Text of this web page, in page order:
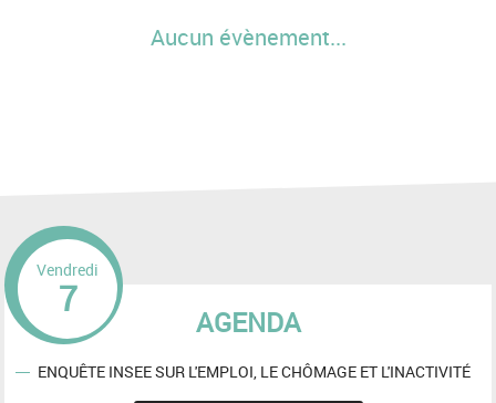
Aucun évènement...
AGENDA
Vendredi
7
ENQUÊTE INSEE SUR L'EMPLOI, LE CHÔMAGE ET L'INACTIVITÉ